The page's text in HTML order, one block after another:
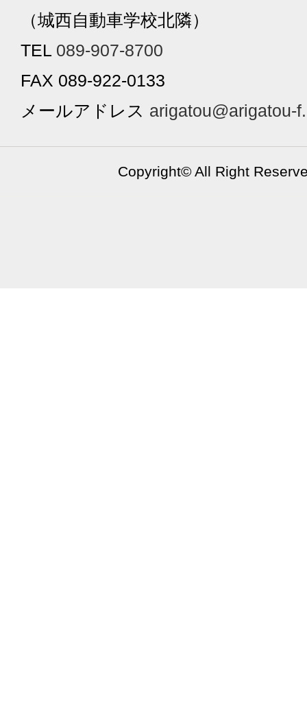
（城西自動車学校北隣）
TEL 089-907-8700
FAX 089-922-0133
メールアドレス arigatou@arigatou-
Copyright© All Right